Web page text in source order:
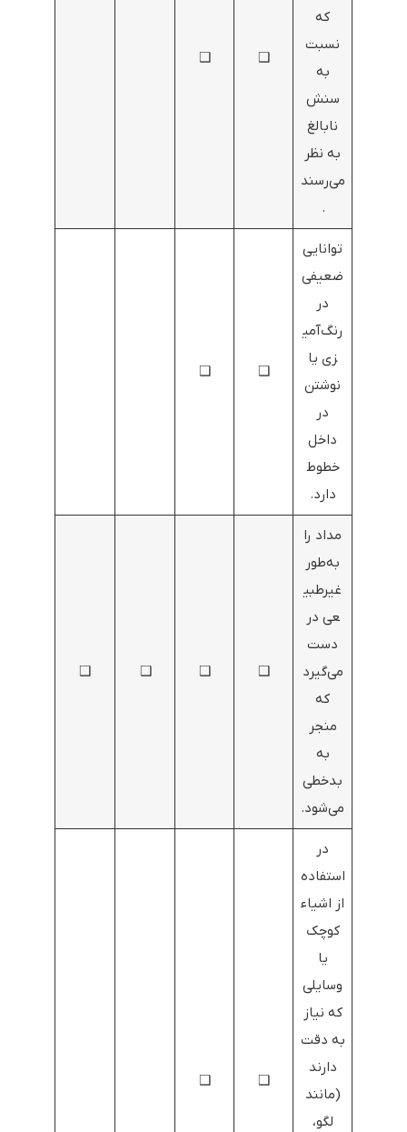
که
نسبت
به
سنش
نابالغ
به نظر
می‌رسند
.
❑
❑
توانایی
ضعیفی
در
رنگ‌آمی
زی یا
نوشتن
در
داخل
خطوط
دارد.
❑
❑
مداد را
به‌طور
غیرطبی
عی در
دست
می‌گیرد
که
منجر
به
بدخطی
می‌شود.
❑
❑
❑
❑
در
استفاده
از اشیاء
کوچک
یا
وسایلی
که نیاز
به دقت
دارند
(مانند
لگو،
❑
❑